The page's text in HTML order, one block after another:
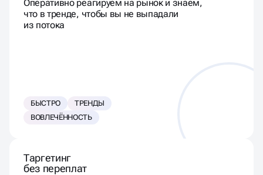
Оперативно реагируем на рынок и знаем,
что в тренде, чтобы вы не выпадали
из потока
БЫСТРО
ТРЕНДЫ
ВОВЛЕЧЁННОСТЬ
Таргетинг
без переплат